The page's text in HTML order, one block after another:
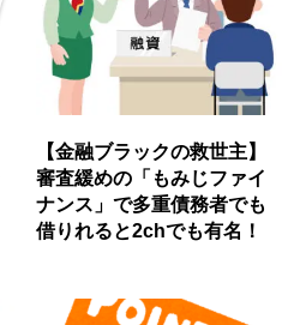
【金融ブラックの救世主】
審査緩めの「もみじファイ
ナンス」で多重債務者でも
借りれると2chでも有名！